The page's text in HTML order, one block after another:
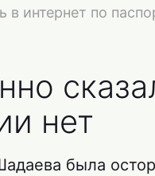
в интернет по
нет
была